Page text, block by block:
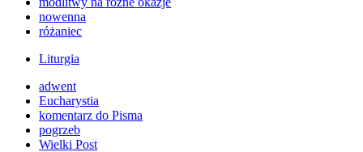
nowenna
różaniec
Liturgia
adwent
Eucharystia
komentarz do Pisma
pogrzeb
Wielki Post